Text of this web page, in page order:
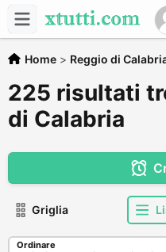
Home > Reggio di
225 risultati
di Calabria
Griglia
Ordinare